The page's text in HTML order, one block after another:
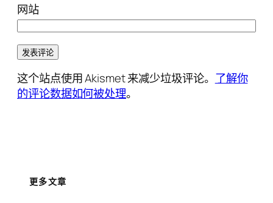
网站
这个站点使用 Akismet 来减少垃圾评论。 了解你
的评论数据如何被处理。
更多文章